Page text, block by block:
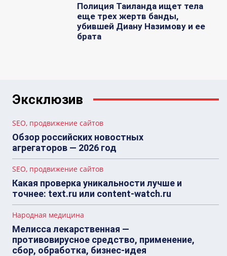
Полиция Таиланда ищет тела
еще трех жертв банды,
убившей Диану Назимову и ее
брата
Эксклюзив
SEO, продвижение сайтов
Обзор российских новостных
агрегаторов — 2026 год
SEO, продвижение сайтов
Какая проверка уникальности лучше и
точнее: text.ru или content-watch.ru
Народная медицина
Мелисса лекарственная —
противовирусное средство, применение,
сбор, обработка, бизнес-идея